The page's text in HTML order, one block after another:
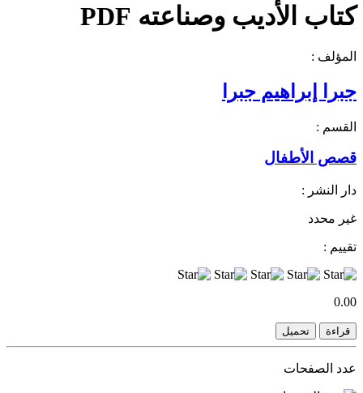
كتاب الأديب وصناعته PDF
المؤلف :
جبرا إبراهيم جبرا
القسم :
قصص الأطفال
دار النشر :
غير محدد
تقييم :
0.00
قراءة تحميل
عدد الصفحات